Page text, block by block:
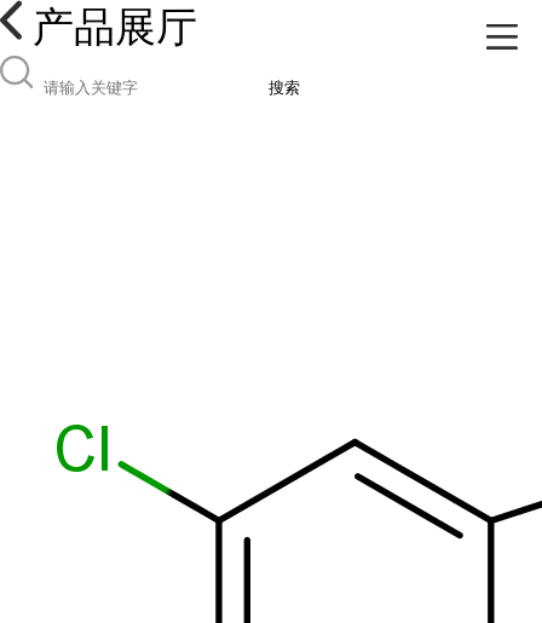
产品展厅
搜索